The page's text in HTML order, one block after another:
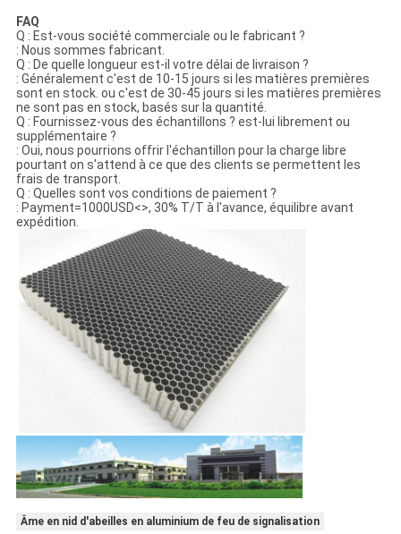
FAQ
Q : Est-vous société commerciale ou le fabricant ?
: Nous sommes fabricant.
Q : De quelle longueur est-il votre délai de livraison ?
: Généralement c'est de 10-15 jours si les matières premières
sont en stock. ou c'est de 30-45 jours si les matières premières
ne sont pas en stock, basés sur la quantité.
Q : Fournissez-vous des échantillons ? est-lui librement ou
supplémentaire ?
: Oui, nous pourrions offrir l'échantillon pour la charge libre
pourtant on s'attend à ce que des clients se permettent les
frais de transport.
Q : Quelles sont vos conditions de paiement ?
: Payment=1000USD<>, 30% T/T à l'avance, équilibre avant
expédition.
Âme en nid d'abeilles en aluminium de feu de signalisation